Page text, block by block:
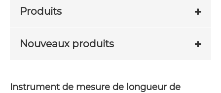
Produits
Nouveaux produits
Instrument de mesure de longueur de